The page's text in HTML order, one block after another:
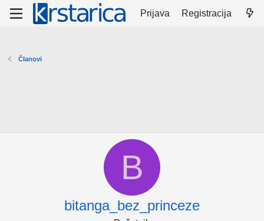
Prijava Registracija
Članovi
B
bitanga_bez_princeze